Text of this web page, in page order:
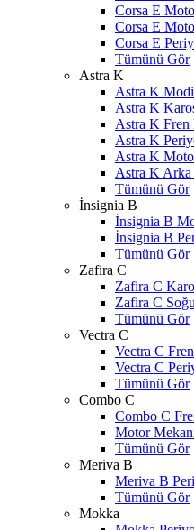
Corsa E
Corsa E
Corsa E
Tümünü Gör
Astra K
Astra K
Astra K
Astra K Fren
Astra K
Astra K
Astra K Arka
Tümünü Gör
İnsignia B
İnsignia B
İnsignia B
Tümünü Gör
Zafira C
Zafira C
Zafira C
Tümünü Gör
Vectra C
Vectra C
Vectra C
Tümünü Gör
Combo C
Combo C
Motor
Tümünü Gör
Meriva B
Meriva B
Tümünü Gör
Mokka